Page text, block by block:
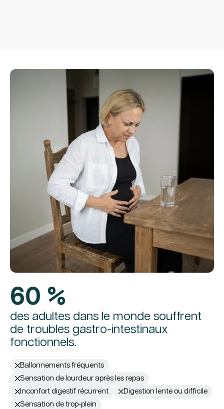
60 %
des adultes dans le monde souffrent
de troubles gastro-intestinaux
fonctionnels.
Ballonnements fréquents
Sensation de lourdeur après les repas
Inconfort digestif récurrent
Digestion lente ou difficile
Sensation de trop-plein